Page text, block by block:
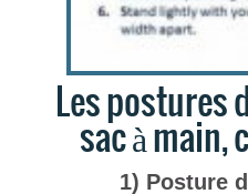
Les postures
sac à main,
1) Posture